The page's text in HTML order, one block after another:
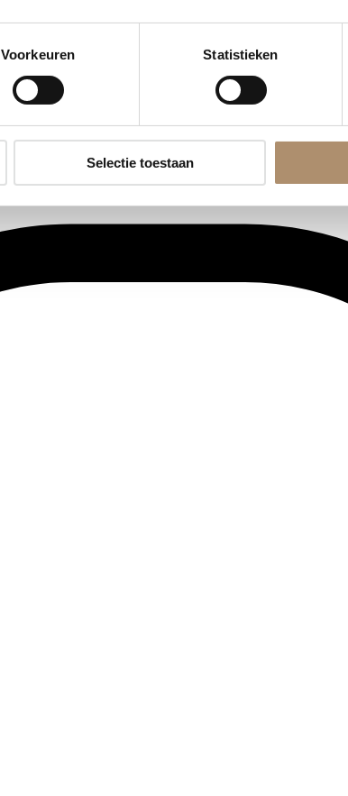
Voorkeuren Statistieken
Selectie toestaan